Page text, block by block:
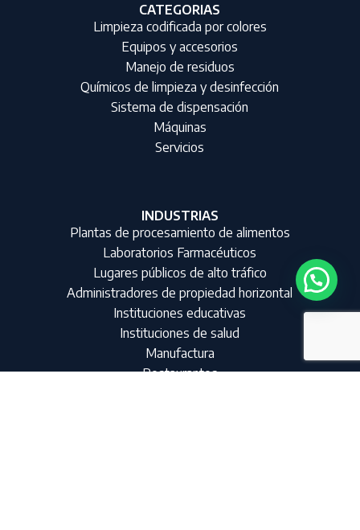
CATEGORIAS
Limpieza codificada por colores
Equipos y accesorios
Manejo de residuos
Químicos de limpieza y desinfección
Sistema de dispensación
Máquinas
Servicios
INDUSTRIAS
Plantas de procesamiento de alimentos
Laboratorios Farmacéuticos
Lugares públicos de alto tráfico
Administradores de propiedad horizontal
Instituciones educativas
Instituciones de salud
Manufactura
Restaurantes